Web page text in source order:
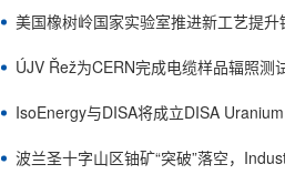
30%，须靠加速国产与多元化供应降低进
赖。委员会支持UCIL与NTPC组建合资企
海外铀...
美国橡树岭国家实验室推进新工艺提升
ÚJV Řež为CERN完成电缆样品辐照测
IsoEnergy与DISA将成立DISA
波兰圣十字山区铀矿“突破”落空，